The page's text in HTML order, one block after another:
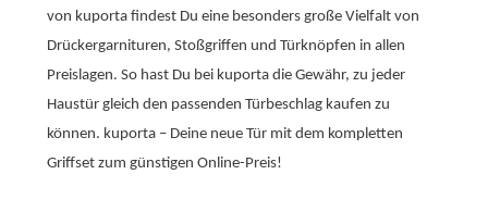
von kuporta findest Du eine besonders große Vielfalt von
Drückergarnituren, Stoßgriffen und Türknöpfen in allen
Preislagen. So hast Du bei kuporta die Gewähr, zu jeder
Haustür gleich den passenden Türbeschlag kaufen zu
können. kuporta – Deine neue Tür mit dem kompletten
Griffset zum günstigen Online-Preis!